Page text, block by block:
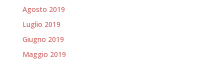
Agosto 2019
Luglio 2019
Giugno 2019
Maggio 2019